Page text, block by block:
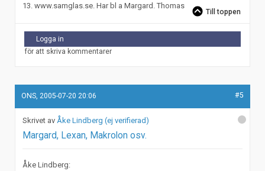
13. www.samglas.se. Har bl a Margard. Thomas
Till toppen
Logga in
för att skriva kommentarer
ONS, 2005-07-20 20:06 #5
Åke Lindberg (ej verifierad)
Margard, Lexan, Makrolon osv.
Åke Lindberg: